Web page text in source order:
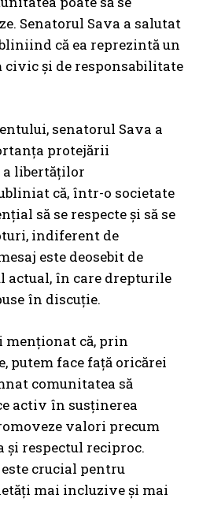
Senatorul Sava a salutat
că ea reprezintă un
și de responsabilitate
senatorul Sava a
protejării
libertăților
că, într-o societate
să se respecte și să se
indiferent de
este deosebit de
în care drepturile
în discuție.
menționat că, prin
putem face față oricărei
comunitatea să
activ în susținerea
valori precum
și respectul reciproc.
crucial pentru
mai incluzive și mai